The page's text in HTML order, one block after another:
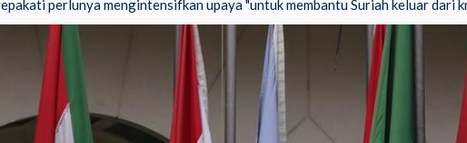
perlunya mengintensifkan upaya "untuk membantu Suriah keluar dari